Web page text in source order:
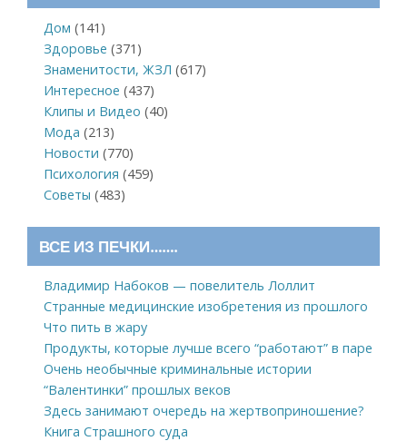
Дом (141)
Здоровье (371)
Знаменитости, ЖЗЛ (617)
Интересное (437)
Клипы и Видео (40)
Мода (213)
Новости (770)
Психология (459)
Советы (483)
ВСЕ ИЗ ПЕЧКИ…….
Владимир Набоков — повелитель Лоллит
Странные медицинские изобретения из прошлого
Что пить в жару
Продукты, которые лучше всего “работают” в паре
Очень необычные криминальные истории
“Валентинки” прошлых веков
Здесь занимают очередь на жертвоприношение?
Книга Страшного суда